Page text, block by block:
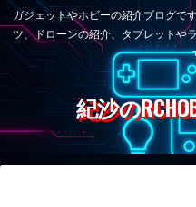
ガジェットやホビーの紹介ブログで
ツ、ドローンの紹介、タブレットや
紀沙の